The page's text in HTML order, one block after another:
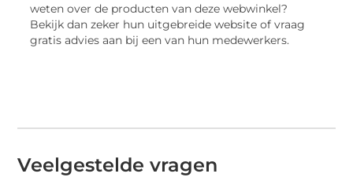
weten over de producten van deze webwinkel?
Bekijk dan zeker hun uitgebreide website of vraag
gratis advies aan bij een van hun medewerkers.
Veelgestelde vragen